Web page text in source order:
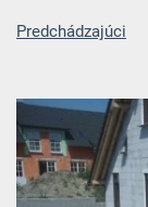
Predchádzajúci